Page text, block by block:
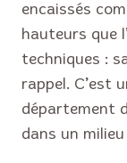
encaissés
hauteurs que
techniques :
rappel. C’est
département
dans un